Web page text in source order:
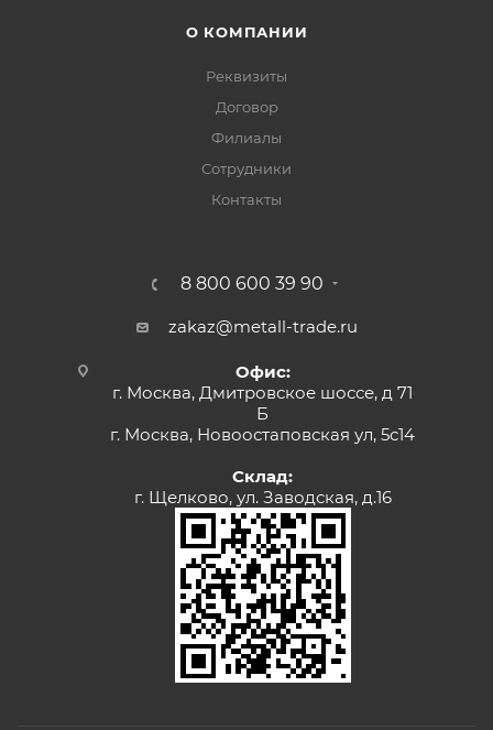
О КОМПАНИИ
Реквизиты
Договор
Филиалы
Сотрудники
Контакты
8 800 600 39 90
zakaz@metall-trade.ru
Офис:
г. Москва, Дмитровское шоссе, д 71
Б
г. Москва, Новоостаповская ул, 5с14
Склад:
г. Щелково, ул. Заводская, д.16